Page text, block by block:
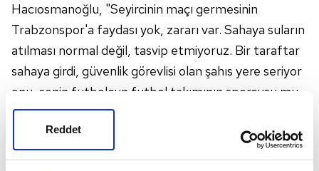
Reddet
Hacıosmanoğlu, "Seyircinin maçı germesinin
Trabzonspor'a faydası yok, zararı var. Sahaya suların
atılması normal değil, tasvip etmiyoruz. Bir taraftar
sahaya girdi, güvenlik görevlisi olan şahıs yere seriyor
onu, senin futbolcun futbol takımının sporcusu mu
yoksa boks kulübünün sporcusu mu? Onların boks
kulübü de var ben bunları anlayamadım. O etkisiz
hale getirmese sana saldırmaya devam etse vur. Sen